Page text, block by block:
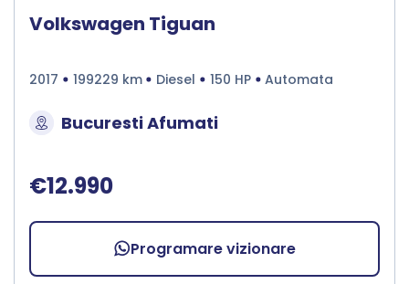
Volkswagen Tiguan
2017 199229 km Diesel 150 HP Automata
Bucuresti Afumati
€12.990
Programare vizionare